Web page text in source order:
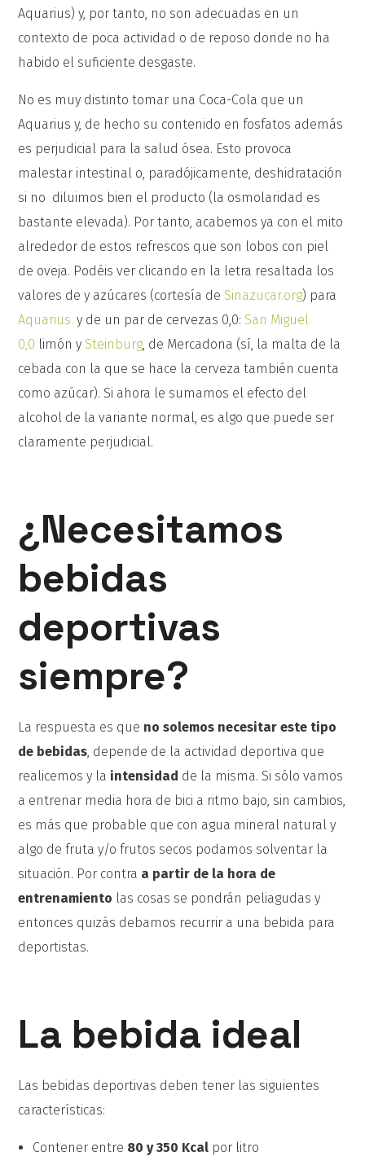
Aquarius) y, por tanto, no son adecuadas en un
contexto de poca actividad o de reposo donde no ha
habido el suficiente desgaste.
No es muy distinto tomar una Coca-Cola que un
Aquarius y, de hecho su contenido en fosfatos además
es perjudicial para la salud ósea. Esto provoca
malestar intestinal o, paradójicamente, deshidratación
si no diluimos bien el producto (la osmolaridad es
bastante elevada). Por tanto, acabemos ya con el mito
alrededor de estos refrescos que son lobos con piel
de oveja. Podéis ver clicando en la letra resaltada los
valores de y azúcares (cortesía deSinazucar.org) para
Aquarius. y de un par de cervezas 0,0:San Miguel
0,0 limón ySteinburg, de Mercadona (sí, la malta de la
cebada con la que se hace la cerveza también cuenta
como azúcar). Si ahora le sumamos el efecto del
alcohol de la variante normal, es algo que puede ser
claramente perjudicial.
¿Necesitamos
bebidas
deportivas
siempre?
La respuesta es que no solemos necesitar este tipo
de bebidas, depende de la actividad deportiva que
realicemos y la intensidad de la misma. Si sólo vamos
a entrenar media hora de bici a ritmo bajo, sin cambios,
es más que probable que con agua mineral natural y
algo de fruta y/o frutos secos podamos solventar la
situación. Por contra a partir de la hora de
entrenamiento las cosas se pondrán peliagudas y
entonces quizás debamos recurrir a una bebida para
deportistas.
La bebida ideal
Las bebidas deportivas deben tener las siguientes
características:
Contener entre 80 y 350 Kcal por litro